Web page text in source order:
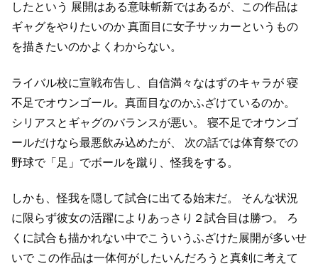
したという 展開はある意味斬新ではあるが、この作品は
ギャグをやりたいのか 真面目に女子サッカーというもの
を描きたいのかよくわからない。
ライバル校に宣戦布告し、自信満々なはずのキャラが 寝
不足でオウンゴール。真面目なのかふざけているのか。
シリアスとギャグのバランスが悪い。
寝不足でオウンゴ
ールだけなら最悪飲み込めたが、
次の話では体育祭での
野球で「足」でボールを蹴り、怪我をする。
しかも、怪我を隠して試合に出てる始末だ。
そんな状況
に限らず彼女の活躍によりあっさり２試合目は勝つ。
ろ
くに試合も描かれない中でこういうふざけた展開が多いせ
いでこの作品は一体何がしたいんだろうと真剣に考えて